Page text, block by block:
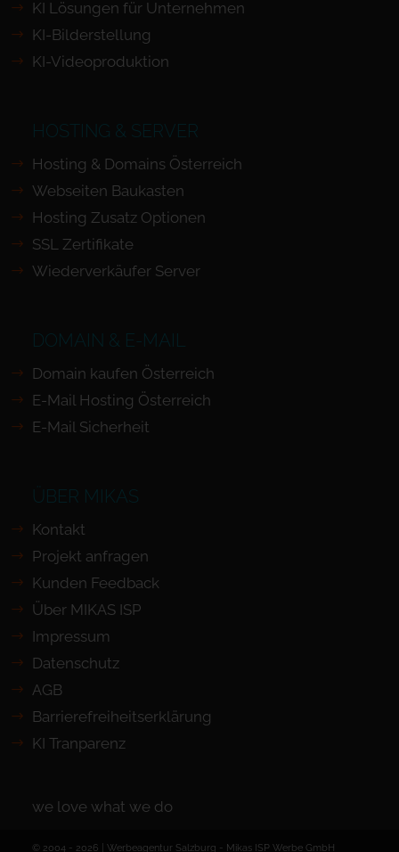
KI Lösungen für Unternehmen
KI-Bilderstellung
KI-Videoproduktion
HOSTING & SERVER
Hosting & Domains Österreich
Webseiten Baukasten
Hosting Zusatz Optionen
SSL Zertifikate
Wiederverkäufer Server
DOMAIN & E-MAIL
Domain kaufen Österreich
E-Mail Hosting Österreich
E-Mail Sicherheit
ÜBER MIKAS
Kontakt
Projekt anfragen
Kunden Feedback
Über MIKAS ISP
Impressum
Datenschutz
AGB
Barrierefreiheits­erklärung
KI Tranparenz
we love what we do
© 2004 - 2026 | Werbeagentur Salzburg - Mikas ISP Werbe GmbH